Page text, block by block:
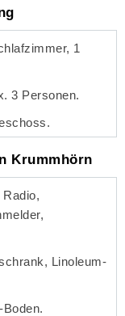
1
3 Personen.
Krummhörn
Linoleum-